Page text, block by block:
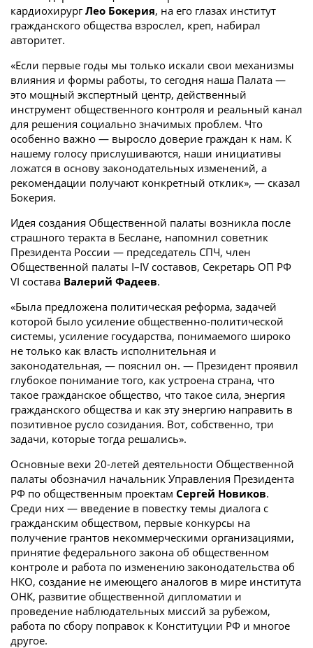
кардиохирургЛео Бокерия, на его глазах институт
гражданского общества взрослел, креп, набирал
авторитет.
«Если первые годы мы только искали свои механизмы
влияния и формы работы, то сегодня наша Палата —
это мощный экспертный центр, действенный
инструмент общественного контроля и реальный канал
для решения социально значимых проблем. Что
особенно важно — выросло доверие граждан к нам. К
нашему голосу прислушиваются, наши инициативы
ложатся в основу законодательных изменений, а
рекомендации получают конкретный отклик», — сказал
Бокерия.
Идея создания Общественной палаты возникла после
страшного теракта в Беслане, напомнил советник
Президента России — председатель СПЧ, член
Общественной палаты I–IV составов, Секретарь ОП РФ
VI состава Валерий Фадеев.
«Была предложена политическая реформа, задачей
которой было усиление общественно-политической
системы, усиление государства, понимаемого широко
не только как власть исполнительная и
законодательная, — пояснил он. — Президент проявил
глубокое понимание того, как устроена страна, что
такое гражданское общество, что такое сила, энергия
гражданского общества и как эту энергию направить в
позитивное русло созидания. Вот, собственно, три
задачи, которые тогда решались».
Основные вехи 20-летей деятельности Общественной
палаты обозначил начальник Управления Президента
РФ по общественным проектам Сергей Новиков.
Среди них — введение в повестку темы диалога с
гражданским обществом, первые конкурсы на
получение грантов некоммерческими организациями,
принятие федерального закона об общественном
контроле и работа по изменению законодательства об
НКО, создание не имеющего аналогов в мире института
ОНК, развитие общественной дипломатии и
проведение наблюдательных миссий за рубежом,
работа по сбору поправок к Конституции РФ и многое
другое.